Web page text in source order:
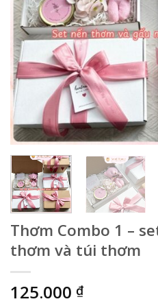
Thơm Combo 1 –
thơm và túi thơm
125.000 ₫